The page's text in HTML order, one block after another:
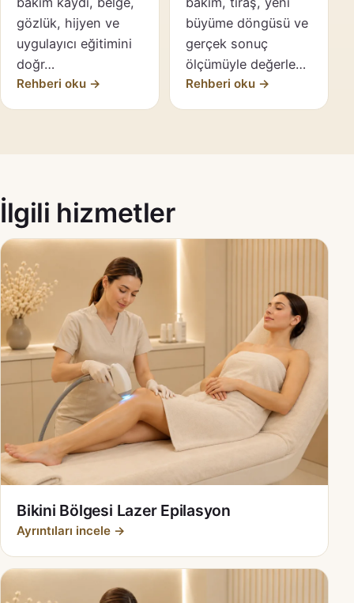
gözlük, hijyen ve
uygulayıcı eğitimini
doğr…
Rehberi oku →
büyüme döngüsü ve
gerçek sonuç
ölçümüyle değerle…
Rehberi oku →
İlgili hizmetler
Bikini Bölgesi Lazer Epilasyon
Ayrıntıları incele →